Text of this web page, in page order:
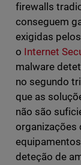
firewalls
conseguem
exigidas
o Internet
malware
no segundo
que as
não são
organizações
deteção de